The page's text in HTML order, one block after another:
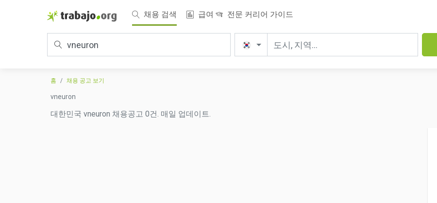
채용 검색 급여 전문 커리어 가이드
홈 채용 공고 보기
vneuron
대한민국 vneuron 채용공고 0건. 매일 업데이트.